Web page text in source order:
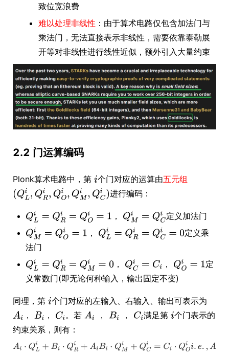
致位宽浪费
难以处理非线性 ：由于算术电路仅包含加法门与
乘法门，无法直接表示非线性，需要依靠泰勒展
开等对非线性进行线性近似，额外引入大量约束
2.2 门运算编码
Plonk算术电路中，第 个门对应的运算由五元组
进行编码：
，
定义加法门
，
定义乘
法门
，
，
定
义常数门(即无论何种输入，输出固定不变)
同理，第 个门对应的左输入、右输入、输出可表示为
，
， 。若 ， ， 满足第
个门表示的
约束关系，则有：